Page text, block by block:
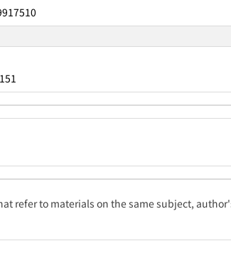
refer to materials on the same subject,